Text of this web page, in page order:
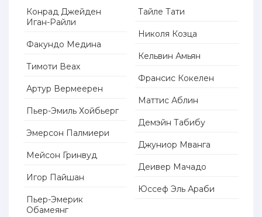
Конрад Джейден
Иган-Райли
Факундо Медина
Тимоти Веах
Артур Вермеерен
Пьер-Эмиль Хойбьерг
Эмерсон Палмиери
Мейсон Гринвуд
Игор Пайшан
Пьер-Эмерик
Обамеянг
Тайле Тати
Николя Козца
Кельвин Амьян
Франсис Кокелен
Маттис Аблин
Демэйн Табибу
Джуниор Мванга
Деивер Мачадо
Юссеф Эль Араби